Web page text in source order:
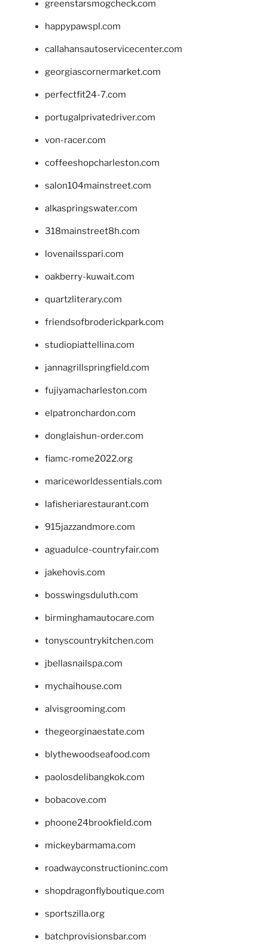
greenstarsmogcheck.com
happypawspl.com
callahansautoservicecenter.com
georgiascornermarket.com
perfectfit24-7.com
portugalprivatedriver.com
von-racer.com
coffeeshopcharleston.com
salon104mainstreet.com
alkaspringswater.com
318mainstreet8h.com
lovenailsspari.com
oakberry-kuwait.com
quartzliterary.com
friendsofbroderickpark.com
studiopiattellina.com
jannagrillspringfield.com
fujiyamacharleston.com
elpatronchardon.com
donglaishun-order.com
fiamc-rome2022.org
mariceworldessentials.com
lafisheriarestaurant.com
915jazzandmore.com
aguadulce-countryfair.com
jakehovis.com
bosswingsduluth.com
birminghamautocare.com
tonyscountrykitchen.com
jbellasnailspa.com
mychaihouse.com
alvisgrooming.com
thegeorginaestate.com
blythewoodseafood.com
paolosdelibangkok.com
bobacove.com
phoone24brookfield.com
mickeybarmama.com
roadwayconstructioninc.com
shopdragonflyboutique.com
sportszilla.org
batchprovisionsbar.com